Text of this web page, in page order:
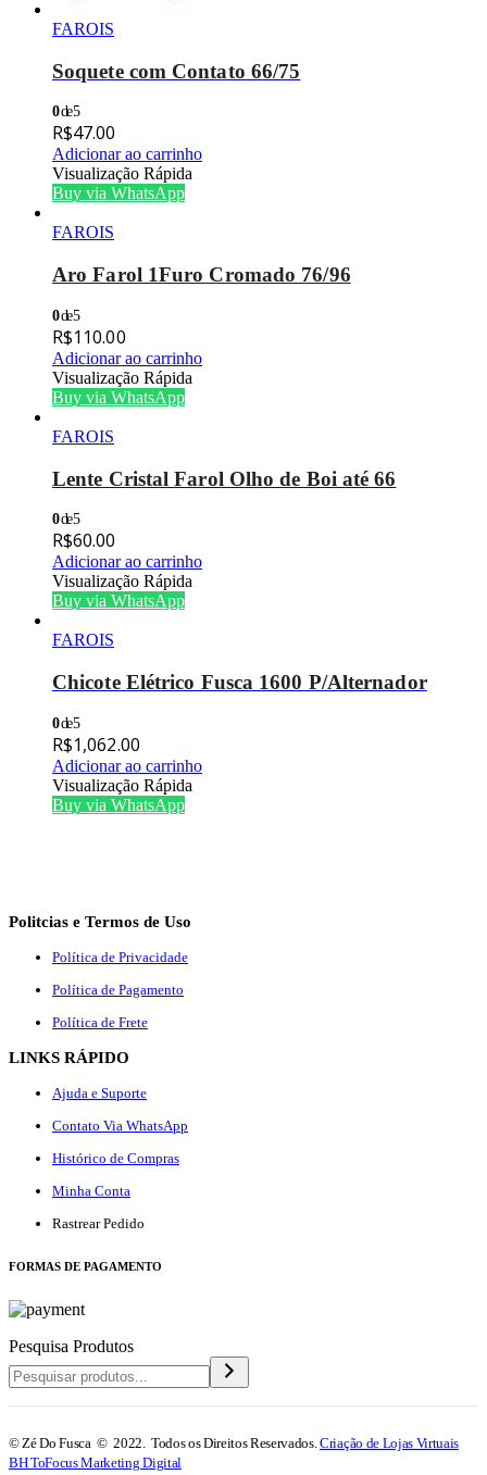
FAROIS
Soquete com Contato 66/75
0de 5
R$47.00
Adicionar ao carrinho
Visualização Rápida
Buy via WhatsApp
FAROIS
Aro Farol 1Furo Cromado 76/96
0de 5
R$110.00
Adicionar ao carrinho
Visualização Rápida
Buy via WhatsApp
FAROIS
Lente Cristal Farol Olho de Boi até 66
0de 5
R$60.00
Adicionar ao carrinho
Visualização Rápida
Buy via WhatsApp
FAROIS
Chicote Elétrico Fusca 1600 P/Alternador
0de 5
R$1,062.00
Adicionar ao carrinho
Visualização Rápida
Buy via WhatsApp
Politcias e Termos de Uso
Política de Privacidade
Política de Pagamento
Política de Frete
LINKS RÁPIDO
Ajuda e Suporte
Contato Via WhatsApp
Histórico de Compras
Minha Conta
Rastrear Pedido
FORMAS DE PAGAMENTO
Pesquisa Produtos
© Zé Do Fusca © 2022. Todos os Direitos Reservados.Criação de Lojas Virtuais
BH ToFocus Marketing Digital